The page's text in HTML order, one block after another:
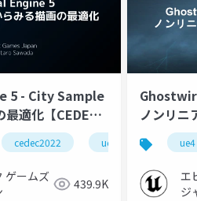
ue-beginner
5 - City Sample
適化【CEDEC
cedec2022 ue-rendering
ゲームズ
439.9K
ノンリニ
【
SUMMER
ue4
エ
ジ